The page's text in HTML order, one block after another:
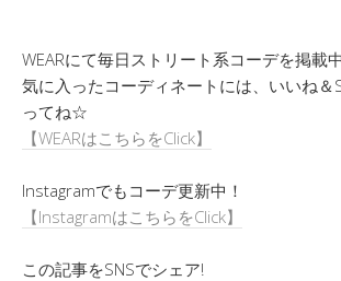
WEARにて毎日ストリート系コーデを掲載
気に入ったコーディネートには、いいね＆
ってね☆
【WEARはこちらをClick】
Instagramでもコーデ更新中！
【InstagramはこちらをClick】
この記事をSNSでシェア!